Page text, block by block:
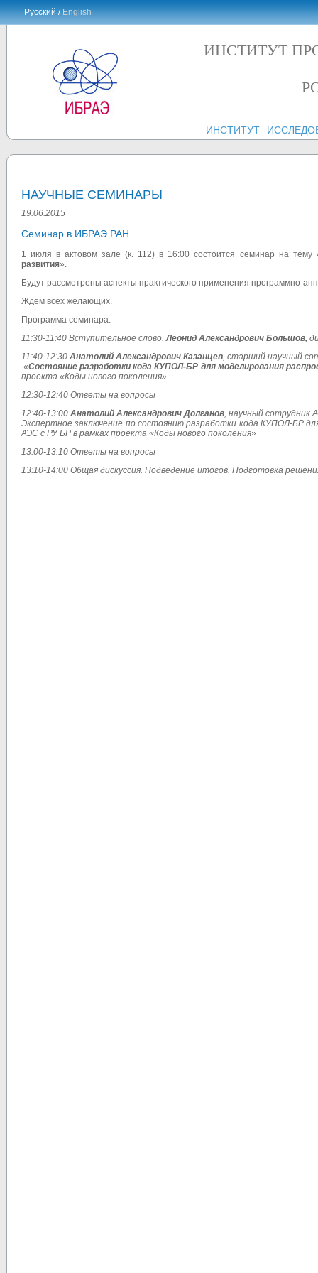
Русский /English
ИНСТИТУТ
ИНСТИТУТ
НАУЧНЫЕ СЕМИНАРЫ
19.06.2015
Семинар в ИБРАЭ РАН
1 июля в актовом зале (к. 112) в 16:00 состоится семинар на тему
развития».
Будут рассмотрены аспекты практического применения программно-
Ждем всех желающих.
Программа семинара:
11:30-11:40 Вступительное слово. Леонид Александрович Большов,
11:40-12:30 Анатолий Александрович Казанцев, старший научный
«Состояние разработки кода КУПОЛ-БР для моделирования
проекта «Коды нового поколения»
12:30-12:40 Ответы на вопросы
12:40-13:00 Анатолий Александрович Долганов, научный сотрудник
Экспертное заключение по состоянию разработки кода КУПОЛ-БР
АЭС с РУ БР в рамках проекта «Коды нового поколения»
13:00-13:10 Ответы на вопросы
13:10-14:00 Общая дискуссия. Подведение итогов. Подготовка